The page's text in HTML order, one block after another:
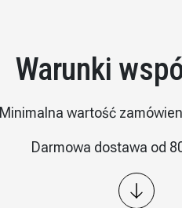
Warunki
Minimalna wartość
Darmowa dostawa od
Wysyłka: kurier